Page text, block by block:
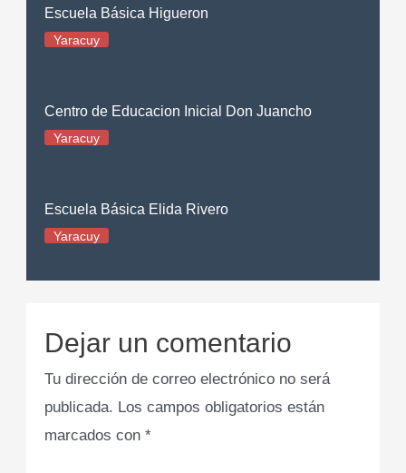
Escuela Básica Higueron
Yaracuy
Centro de Educacion Inicial Don Juancho
Yaracuy
Escuela Básica Elida Rivero
Yaracuy
Dejar un comentario
Tu dirección de correo electrónico no será
publicada. Los campos obligatorios están
marcados con*